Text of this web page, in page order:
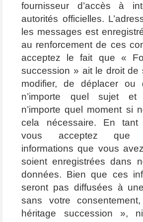
fournisseur d’accès à
autorités officielles.
les messages est
au renforcement de ces
acceptez le fait que «
succession » ait le droit de
modifier, de déplacer ou
n’importe quel sujet
n’importe quel moment si
cela nécessaire. En tant
vous acceptez que
informations que vous
soient enregistrées dans
données. Bien que ces
seront pas diffusées à
sans votre
héritage succession »,